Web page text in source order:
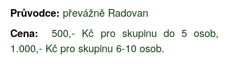
Průvodce: převážně Radovan
Cena:
500,- Kč pro skupinu do 5 osob,
1.000,- Kč pro skupinu 6-10 osob.